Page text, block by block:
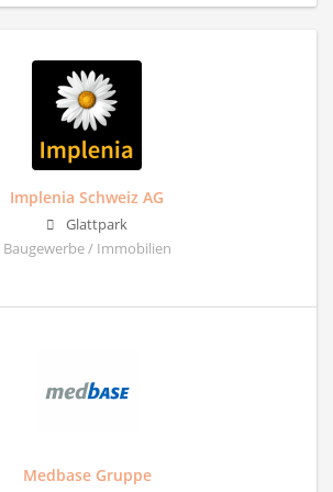
Implenia Schweiz AG
Glattpark
Baugewerbe / Immobilien
Medbase Gruppe